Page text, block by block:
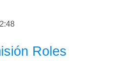
Roles